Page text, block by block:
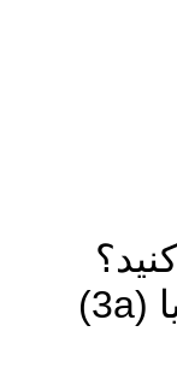
Nothing Phone (3a) یا (3a)